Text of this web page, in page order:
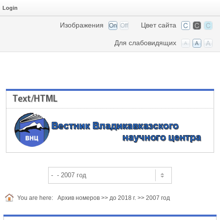
Login
Цвет сайта
Изображения
Для слабовидящих
Text/HTML
You are here: Архив номеров >> до 2018 г. >> 2007 год